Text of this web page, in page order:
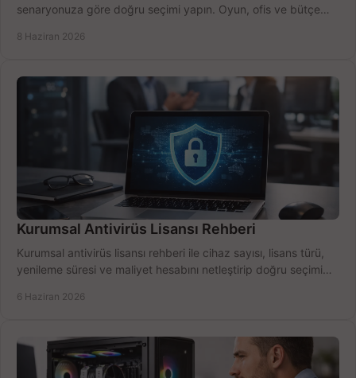
senaryonuza göre doğru seçimi yapın. Oyun, ofis ve bütçe
8 Haziran 2026
Kurumsal Antivirüs Lisansı Rehberi
Kurumsal antivirüs lisansı rehberi ile cihaz sayısı, lisans türü,
yenileme süresi ve maliyet hesabını netleştirip doğru seçimi
6 Haziran 2026